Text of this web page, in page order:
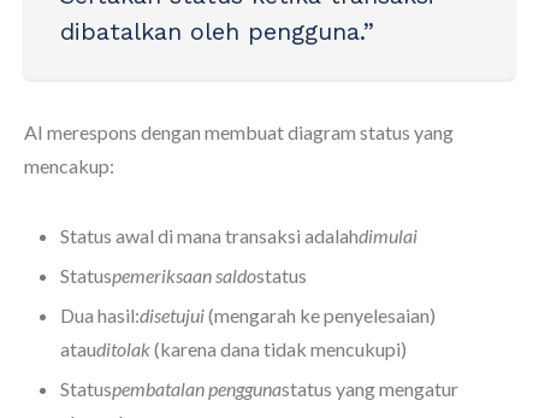
dibatalkan oleh pengguna.”
AI merespons dengan membuat diagram status yang
mencakup:
Status awal di mana transaksi adalahdimulai
Statuspemeriksaan saldostatus
Dua hasil:disetujui(mengarah ke penyelesaian)
atauditolak(karena dana tidak mencukupi)
Statuspembatalan penggunastatus yang mengatur